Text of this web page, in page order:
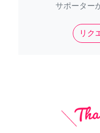
サポーター
リク